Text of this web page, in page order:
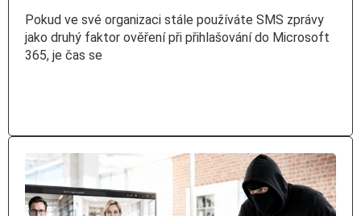
Pokud ve své organizaci stále používáte SMS zprávy
jako druhý faktor ověření při přihlašování do Microsoft
365, je čas se